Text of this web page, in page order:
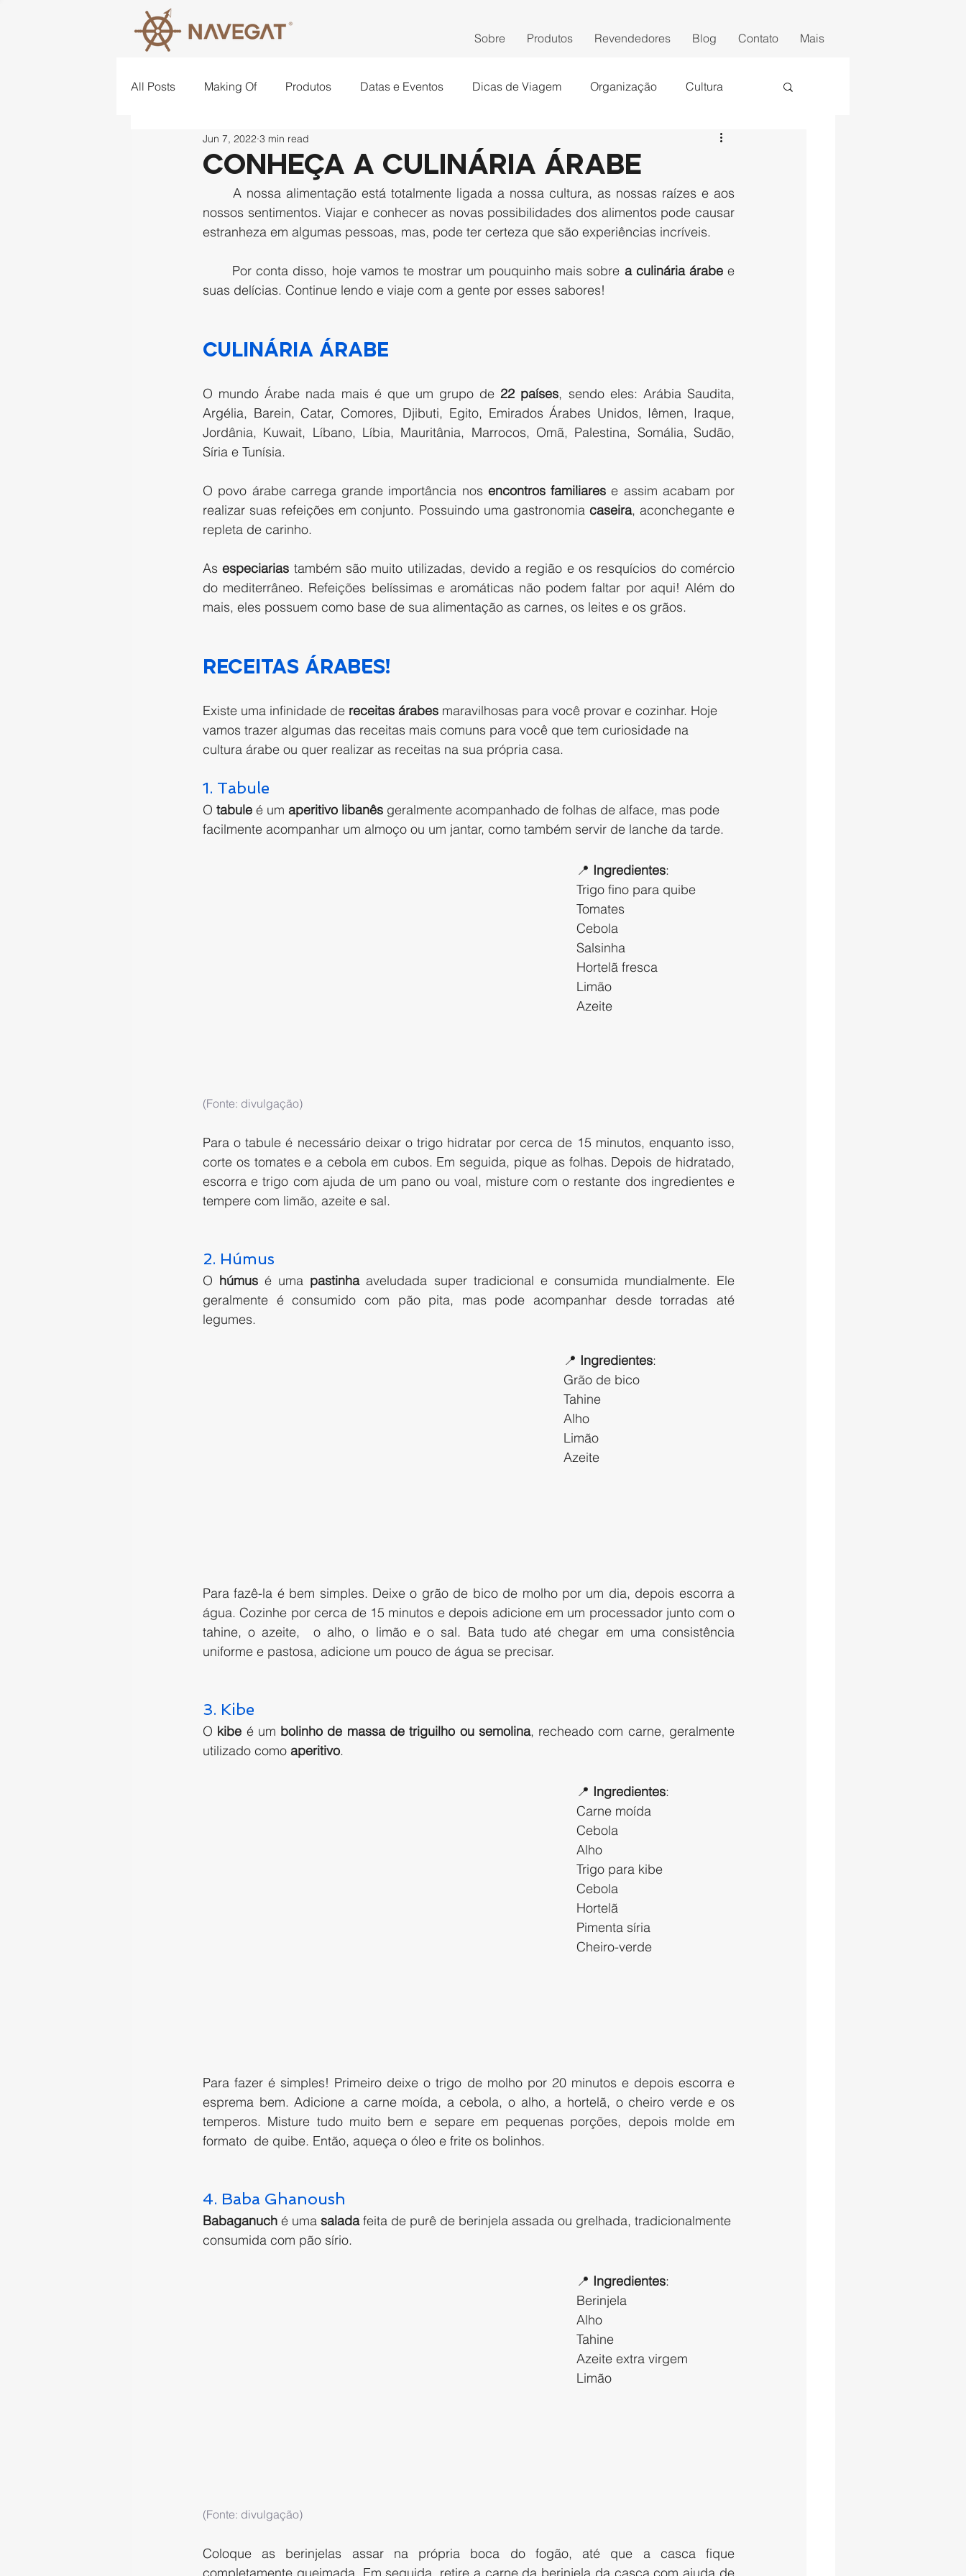
Sobre Produtos Revendedores Blog Contato Mais
All Posts Making Of Produtos Datas e Eventos Dicas de Viagem Organização Cultura
Criatividade
Conheça a Culinária Árabe
Jun 7, 2022 3 min read
nossos sentimentos. Viajar e conhecer as novas possibilidades dos alimentos pode causar
estranheza em algumas pessoas, mas, pode ter certeza que são experiências incríveis.
	Por conta disso, hoje vamos te mostrar um pouquinho mais sobre
a culinária árabe e
suas delícias. Continue lendo e viaje com a gente por esses sabores!
culinária árabe
O mundo Árabe nada mais é que um grupo de 22 países, sendo eles: Arábia Saudita,
Argélia, Barein, Catar, Comores, Djibuti, Egito, Emirados Árabes Unidos, Iêmen, Iraque,
Jordânia, Kuwait, Líbano, Líbia, Mauritânia, Marrocos, Omã, Palestina, Somália, Sudão,
Síria e Tunísia.
O povo árabe carrega grande importância nos encontros familiares e assim acabam por
realizar suas refeições em conjunto. Possuindo uma gastronomia caseira, aconchegante e
repleta de carinho.
As especiarias também são muito utilizadas, devido a região e os resquícios do comércio
do mediterrâneo. Refeições belíssimas e aromáticas não podem faltar por aqui! Além do
mais, eles possuem como base de sua alimentação as carnes, os leites e os grãos.
receitas ÁRABES!
Existe uma infinidade de receitas árabes maravilhosas para você provar e cozinhar. Hoje
vamos trazer algumas das receitas mais comuns para você que tem curiosidade na
cultura árabe ou quer realizar as receitas na sua própria casa.
1. Tabule
O tabule é um aperitivo libanês geralmente acompanhado de folhas de alface, mas pode
facilmente acompanhar um almoço ou um jantar, como também servir de lanche da tarde.
📍 Ingredientes:
Trigo fino para quibe
Tomates
Cebola
Salsinha
Hortelã fresca
Limão
Azeite
(Fonte: divulgação)
Para o tabule é necessário deixar o trigo hidratar por cerca de 15 minutos, enquanto isso,
corte os tomates e a cebola em cubos. Em seguida, pique as folhas. Depois de hidratado,
escorra e trigo com ajuda de um pano ou voal, misture com o restante dos ingredientes e
tempere com limão, azeite e sal.
2. Húmus
O húmus é uma pastinha aveludada super tradicional e consumida mundialmente. Ele
geralmente é consumido com pão pita, mas pode acompanhar desde torradas até
legumes.
📍 Ingredientes:
Grão de bico
Tahine
Alho
Limão
Azeite
Para fazê-la é bem simples. Deixe o grão de bico de molho por um dia, depois escorra a
água. Cozinhe por cerca de 15 minutos e depois adicione em um processador junto com o
tahine, o azeite,  o alho, o limão e o sal. Bata tudo até chegar em uma consistência
uniforme e pastosa, adicione um pouco de água se precisar.
3. Kibe
O kibe é um bolinho de massa de triguilho ou semolina, recheado com carne, geralmente
utilizado como aperitivo.
📍 Ingredientes:
Carne moída
Cebola
Alho
Trigo para kibe
Cebola
Hortelã
Pimenta síria
Cheiro-verde
Para fazer é simples! Primeiro deixe o trigo de molho por 20 minutos e depois escorra e
esprema bem. Adicione a carne moída, a cebola, o alho, a hortelã, o cheiro verde e os
temperos. Misture tudo muito bem e separe em pequenas porções, depois molde em
formato  de quibe. Então, aqueça o óleo e frite os bolinhos.
4. Baba Ghanoush
Babaganuch é uma salada feita de purê de berinjela assada ou grelhada, tradicionalmente
consumida com pão sírio.
📍 Ingredientes:
Berinjela
Alho
Tahine
Azeite extra virgem
Limão
(Fonte: divulgação)
Coloque as berinjelas assar na própria boca do fogão, até que a casca fique